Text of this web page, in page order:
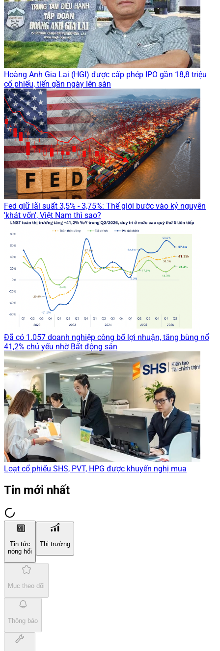
Hoàng Anh Gia Lai (HGI) được cấp phép IPO gần 18,8 triệu
cổ phiếu, tiến gần ngày lên sàn
Fed giữ lãi suất 3,5% - 3,75%: Thế giới bước vào kỷ nguyên
'khát vốn', Việt Nam thì sao?
Đã có 1.057 doanh nghiệp công bố lợi nhuận, tăng bùng nổ
41,2% chủ yếu nhờ Bất động sản
Loạt cổ phiếu SHS, PVT, HPG được khuyến nghị mua
Tin mới nhất
Tin tức
nóng hổi
Thị trường
Mục theo dõi
Thông báo